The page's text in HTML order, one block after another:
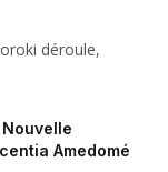
déroule,
Amedomé